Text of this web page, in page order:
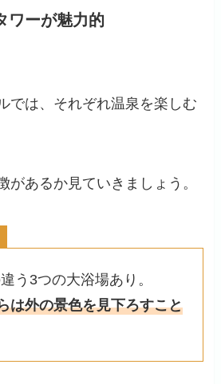
ワーが魅力的
では、それぞれ温泉を楽しむ
があるか見ていきましょう。
う3つの大浴場あり。
は外の景色を見下ろすこと